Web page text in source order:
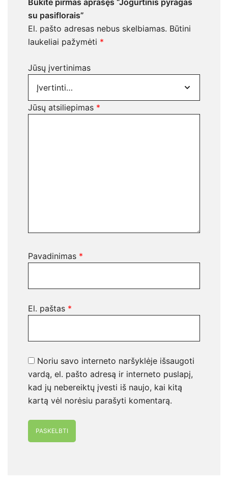
su pasiflorais”
El. pašto adresas nebus skelbiamas. Būtini
laukeliai pažymėti *
Jūsų įvertinimas
Jūsų atsiliepimas *
Pavadinimas *
El. paštas *
Noriu savo interneto naršyklėje išsaugoti
vardą, el. pašto adresą ir interneto puslapį,
kad jų nebereiktų įvesti iš naujo, kai kitą
kartą vėl norėsiu parašyti komentarą.